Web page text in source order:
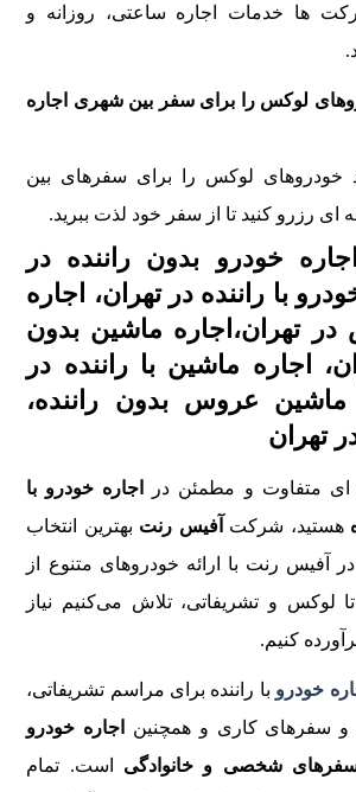
ها خدمات اجاره ساعتی، روزانه و
لوکس را برای سفر بین شهری اجاره
خودروهای لوکس را برای سفرهای بین
ای رزرو کنید تا از سفر خود لذت ببرید.
خودرو بدون راننده در
با راننده در تهران، اجاره
تهران،اجاره ماشین بدون
اجاره ماشین با راننده در
ماشین عروس بدون راننده،
تهران
ای متفاوت و مطمئن در
اجاره خودرو با
هستید، شرکت آفیس رنت بهترین انتخاب
آفیس رنت با ارائه خودروهای متنوع از
لوکس و تشریفاتی، تلاش می‌کنیم نیاز
کنیم.
خودرو با راننده برای مراسم تشریفاتی،
و سفرهای کاری و همچنین
اجاره خودرو
سفرهای شخصی و خانوادگی است. تمام